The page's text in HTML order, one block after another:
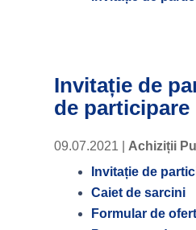
Invitație de
de
09.07.2021
Achiziții
Invitație de
Caiet de sarcini
Formular de